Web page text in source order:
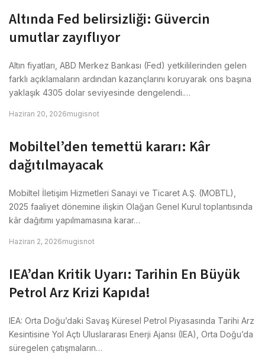
Altında Fed belirsizliği: Güvercin
umutlar zayıflıyor
Altın fiyatları, ABD Merkez Bankası (Fed) yetkililerinden gelen
farklı açıklamaların ardından kazançlarını koruyarak ons başına
yaklaşık 4305 dolar seviyesinde dengelendi.…
Haziran 20, 2026mugisnot
Mobiltel’den temettü kararı: Kâr
dağıtılmayacak
Mobiltel İletişim Hizmetleri Sanayi ve Ticaret A.Ş. (MOBTL),
2025 faaliyet dönemine ilişkin Olağan Genel Kurul toplantısında
kâr dağıtımı yapılmamasına karar…
Haziran 2, 2026mugisnot
IEA’dan Kritik Uyarı: Tarihin En Büyük
Petrol Arz Krizi Kapıda!
IEA: Orta Doğu’daki Savaş Küresel Petrol Piyasasında Tarihi Arz
Kesintisine Yol Açtı Uluslararası Enerji Ajansı (IEA), Orta Doğu’da
süregelen çatışmaların…